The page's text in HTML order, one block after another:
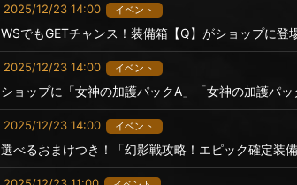
2025/12/23 14:00 イベント
WSでもGETチャンス！装備箱【Q】がショップに登
2025/12/23 14:00 イベント
ショップに「女神の加護パックA」「女神の加護パッ
2025/12/23 14:00 イベント
選べるおまけつき！「幻影戦攻略！エピック確定装